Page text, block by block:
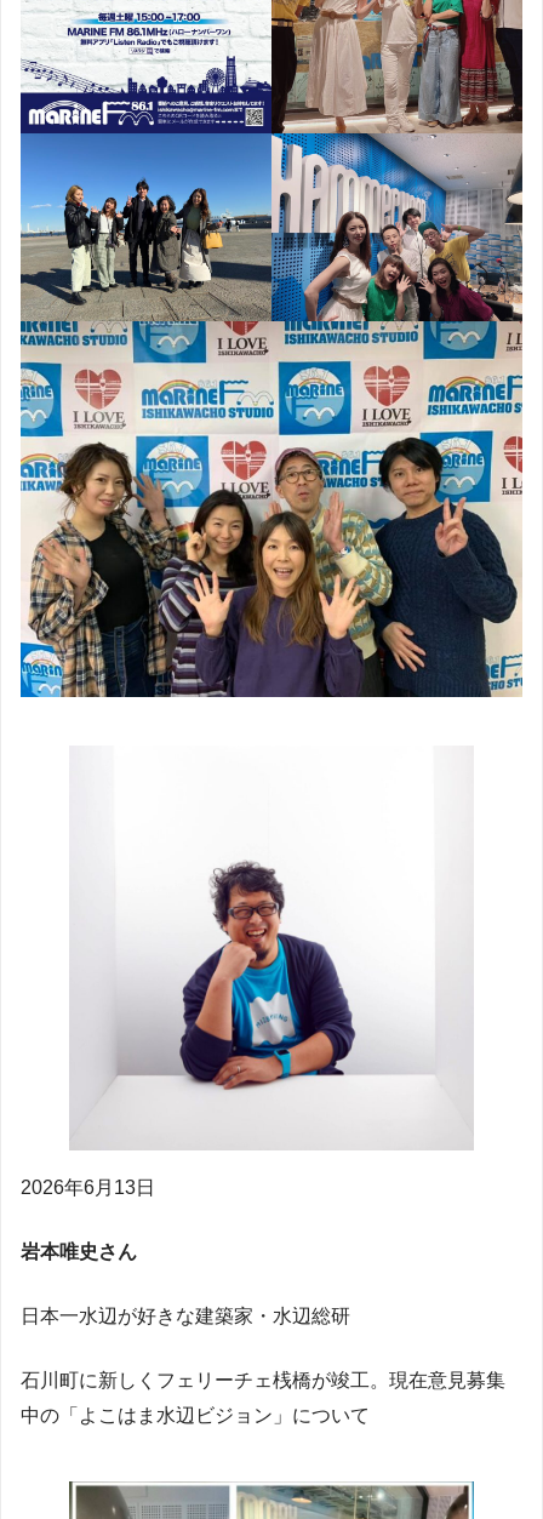
2026年6月13日
岩本唯史さん
日本一水辺が好きな建築家・水辺総研
石川町に新しくフェリーチェ桟橋が竣工。現在意見募集
中の「よこはま水辺ビジョン」について